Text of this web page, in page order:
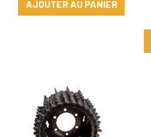
AJOUTER AU PANIER